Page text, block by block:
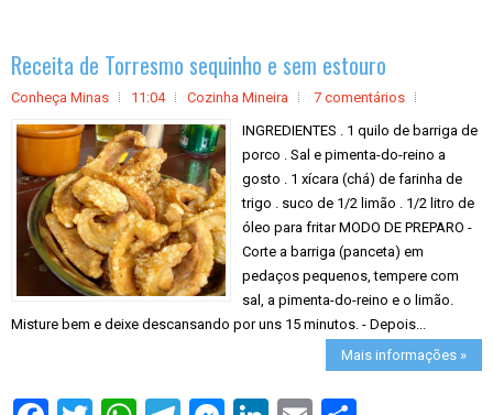
Receita de Torresmo sequinho e sem estouro
Conheça Minas 11:04 Cozinha Mineira
7 comentários
INGREDIENTES . 1 quilo de barriga de
porco . Sal e pimenta-do-reino a
gosto . 1 xícara (chá) de farinha de
trigo . suco de 1/2 limão . 1/2 litro de
óleo para fritar MODO DE PREPARO -
Corte a barriga (panceta) em
pedaços pequenos, tempere com
sal, a pimenta-do-reino e o limão.
Misture bem e deixe descansando por uns 15 minutos. - Depois...
Mais informações »